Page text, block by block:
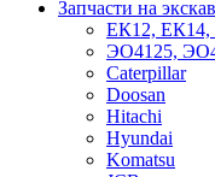
Запчасти на
ЕК12,
ЭО4125,
Caterpillar
Doosan
Hitachi
Hyundai
Komatsu